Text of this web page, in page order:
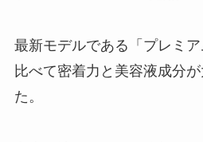
最新モデルである「プレミ
比べて密着力と美容液成分
た。